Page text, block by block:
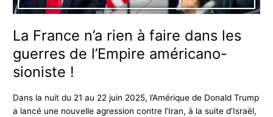
La France n’a rien à faire dans les
guerres de l’Empire américano-
sioniste !
Dans la nuit du 21 au 22 juin 2025, l’Amérique de Donald Trump
a lancé une nouvelle agression contre l’Iran, à la suite d’Israël,
de
américano-
sioniste
!